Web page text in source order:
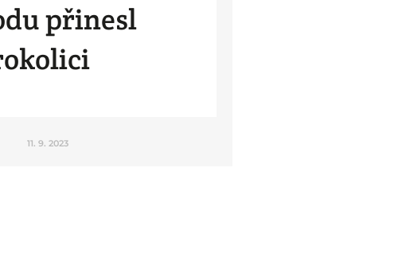
přinesl
11. 9. 2023